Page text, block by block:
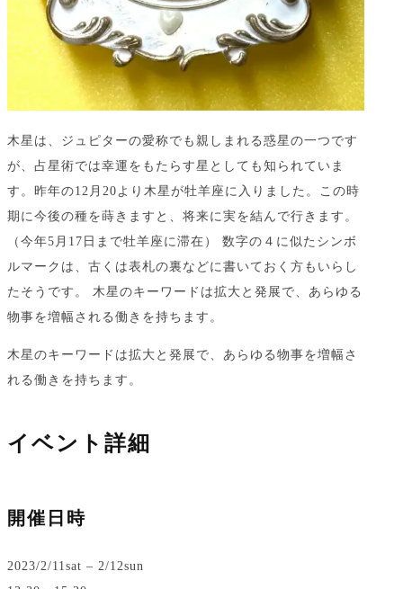
木星は、ジュピターの愛称でも親しまれる惑星の一つです
が、占星術では幸運をもたらす星としても知られていま
す。昨年の12月20より木星が牡羊座に入りました。この時
期に今後の種を蒔きますと、将来に実を結んで行きます。
（今年5月17日まで牡羊座に滞在） 数字の４に似たシンボ
ルマークは、古くは表札の裏などに書いておく方もいらし
たそうです。 木星のキーワードは拡大と発展で、あらゆる
物事を増幅される働きを持ちます。
木星のキーワードは拡大と発展で、あらゆる物事を増幅さ
れる働きを持ちます。
イベント詳細
開催日時
2023/2/11sat – 2/12sun